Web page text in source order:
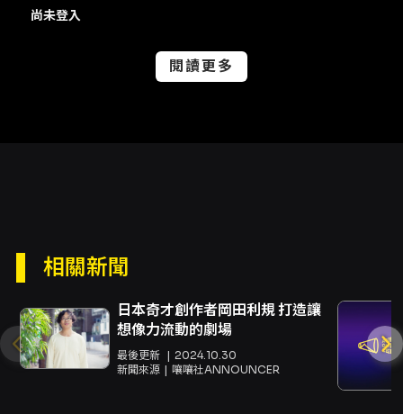
在短短一小時內獲得對劇場職人工作的實際理
希望更靠近表演核心、理解舞台運作邏輯，或想
讓孩子與家庭在暑期獲得具啟發性的藝文體驗的
需上下樓梯，請穿著平底鞋並評估自身體力狀況
參與。 - 活動現場將安排攝影、錄影作為活動紀
錄與宣傳使用；購票即視為同意。若不願拍攝，
請於現場報到時主動告知工作人員。 - 持身障票
入場請出示身心障礙手冊；陪同者與身障者需同
時入場。此活動不提供寄物服務。 票務與折扣 -
折扣：5折優惠適用於身心障礙人士及其必要陪同
者（限1人）與65歲以上長者，入場請憑有效證
尚未登入
閱讀更多
相關新聞
日本奇才創作者岡田利規 打造讓
想像力流動的劇場
最後更新
2024.10.30
新聞來源
嚷嚷社ANNOUNCER